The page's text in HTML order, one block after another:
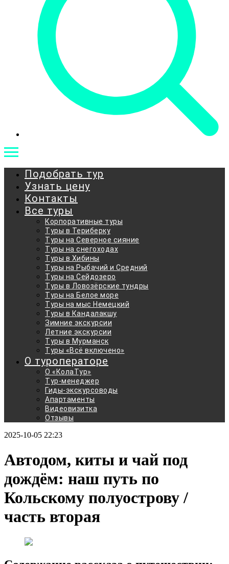
Подобрать тур
Узнать цену
Контакты
Все туры
Корпоративные туры
Туры в Териберку
Туры на Северное сияние
Туры на снегоходах
Туры в Хибины
Туры на Рыбачий и Средний
Туры на Сейдозеро
Туры в Ловозёрские тундры
Туры на Белое море
Туры на мыс Немецкий
Туры в Кандалакшу
Зимние экскурсии
Летние экскурсии
Туры в Мурманск
Туры «Всё включено»
О туроператоре
О «КолаТур»
Тур-менеджер
Гиды-экскурсоводы
Апартаменты
Видеовизитка
Отзывы
2025-10-05 22:23
Автодом, киты и чай под
дождём: наш путь по
Кольскому полуострову /
часть вторая